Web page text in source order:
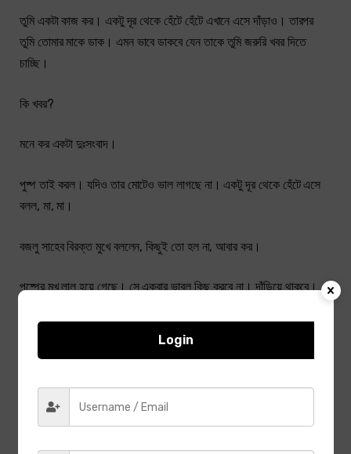
তুমি একটা কাজ কর। একটু দূর থেকে হেঁটে হেঁটে এখানে এসে দাঁড়াও। তারপর
তুমি তোমার মাকে ডাক। এমন ভাবে ডাকবে যেন তাকে তুমি জরুরি খবর দিতে
চাচ্ছি।
কি খবর?
মনে কর একটা দুঃসংবাদ।
পুষ্প তাই করল। যদিও তার মোটেও ভাল লাগছে না। একটু দূর থেকে হেঁটে এসে
বলল, মা, মা।
বজলু সাহেব বিরক্ত মুখে বললেন, কিছুই তো হল না, আবার কর।
পুষ্পের মুখ লাল হয়ে গেছে। সে একবার ভাবল কিছু করবে না। দাঁড়িয়ে থাকবে।
গেল। এগিয়ে এল জড়ানো পায়ে। আবার ডাকল। মা, মা।
গলায় বলল। জায়গাটা আবার কর।
পুষ্প বলল, আর করব না, আমার ইচ্ছে করছে না।
Login